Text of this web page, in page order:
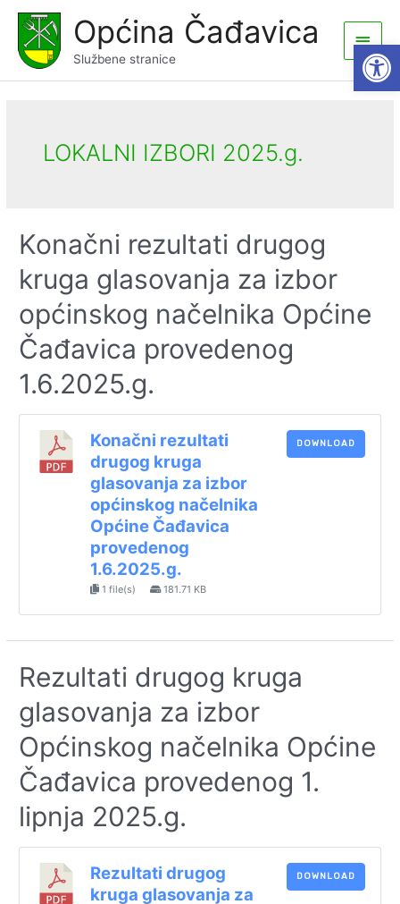
content
Općina Čađavica
Službene stranice
Main
Menu
LOKALNI IZBORI 2025.g.
Konačni rezultati drugog
kruga glasovanja za izbor
općinskog načelnika Općine
Čađavica provedenog
1.6.2025.g.
Konačni rezultati
drugog kruga
glasovanja za izbor
općinskog načelnika
Općine Čađavica
provedenog
1.6.2025.g.
1 file(s) 181.71 KB
DOWNLOAD
Rezultati drugog kruga
glasovanja za izbor
Općinskog načelnika Općine
Čađavica provedenog 1.
lipnja 2025.g.
Rezultati drugog
kruga glasovanja za
DOWNLOAD